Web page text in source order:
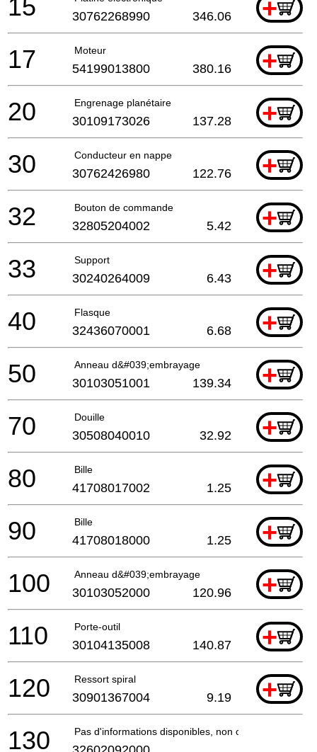
+
15 30762268990 346.06
Moteur +
17 54199013800 380.16
Engrenage planétaire +
20 30109173026 137.28
Conducteur en nappe +
30 30762426980 122.76
Bouton de commande +
32 32805204002 5.42
Support +
33 30240264009 6.43
Flasque +
40 32436070001 6.68
Anneau d&#039;embrayage +
50 30103051001 139.34
Douille +
70 30508040010 32.92
Bille +
80 41708017002 1.25
Bille +
90 41708018000 1.25
Anneau d&#039;embrayage +
100 30103052000 120.96
Porte-outil +
110 30104135008 140.87
Ressort spiral +
120 30901367004 9.19
Pas d'informations disponibles, non commandable
130